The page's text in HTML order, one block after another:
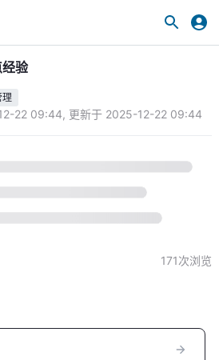
验
理
22 09:44, 更新于 2025-12-22 09:44
171次浏览